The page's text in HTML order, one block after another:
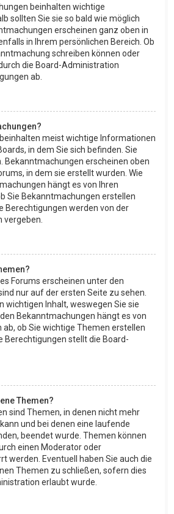
beinhalten wichtige
sollten Sie sie so bald wie möglich
erscheinen ganz oben in
in Ihrem persönlichen Bereich. Ob
schreiben können oder
die Board-Administration
ab.
meist wichtige Informationen
in dem Sie sich befinden. Sie
Bekanntmachungen erscheinen oben
in dem sie erstellt wurden. Wie
hängt es von Ihren
Sie Bekanntmachungen erstellen
Berechtigungen werden von der
Forums erscheinen unter den
nur auf der ersten Seite zu sehen.
wichtigen Inhalt, weswegen Sie sie
Bekanntmachungen hängt es von
ab, ob Sie wichtige Themen erstellen
Berechtigungen stellt die Board-
Themen?
sind Themen, in denen nicht mehr
und bei denen eine laufende
beendet wurde. Themen können
einen Moderator oder
werden. Eventuell haben Sie auch die
Themen zu schließen, sofern dies
erlaubt wurde.